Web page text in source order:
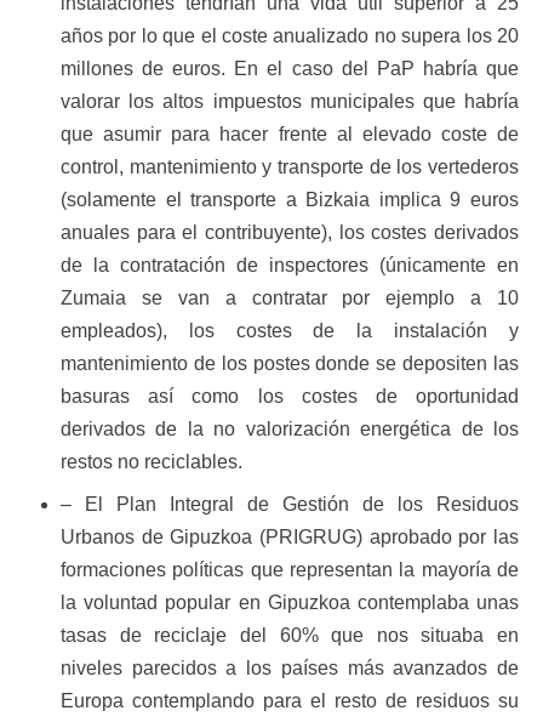
años por lo que el coste anualizado no supera los 20
millones de euros. En el caso del PaP habría que
valorar los altos impuestos municipales que habría
que asumir para hacer frente al elevado coste de
control, mantenimiento y transporte de los vertederos
(solamente el transporte a Bizkaia implica 9 euros
anuales para el contribuyente), los costes derivados
de la contratación de inspectores (únicamente en
Zumaia se van a contratar por ejemplo a 10
empleados), los costes de la instalación y
mantenimiento de los postes donde se depositen las
basuras así como los costes de oportunidad
derivados de la no valorización energética de los
restos no reciclables.
– El Plan Integral de Gestión de los Residuos
Urbanos de Gipuzkoa (PRIGRUG) aprobado por las
formaciones políticas que representan la mayoría de
la voluntad popular en Gipuzkoa contemplaba unas
tasas de reciclaje del 60% que nos situaba en
niveles parecidos a los países más avanzados de
Europa contemplando para el resto de residuos su